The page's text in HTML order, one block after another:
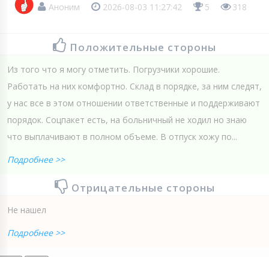
Аноним 2026-08-03 11:27:42 5 318
Положительные стороны
Из того что я могу отметить. Погрузчики хорошие.
Работать на них комфортно. Склад в порядке, за ним следят,
у нас все в этом отношении ответственные и поддерживают
порядок. Соцпакет есть, на больничный не ходил но знаю
что выплачивают в полном объеме. В отпуск хожу по...
Подробнее >>
Отрицательные стороны
Не нашел
Подробнее >>